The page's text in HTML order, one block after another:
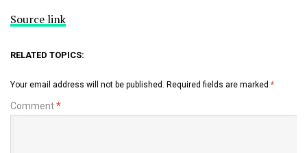
Source link
RELATED TOPICS:
Your email address will not be published. Required fields are marked *
Comment*